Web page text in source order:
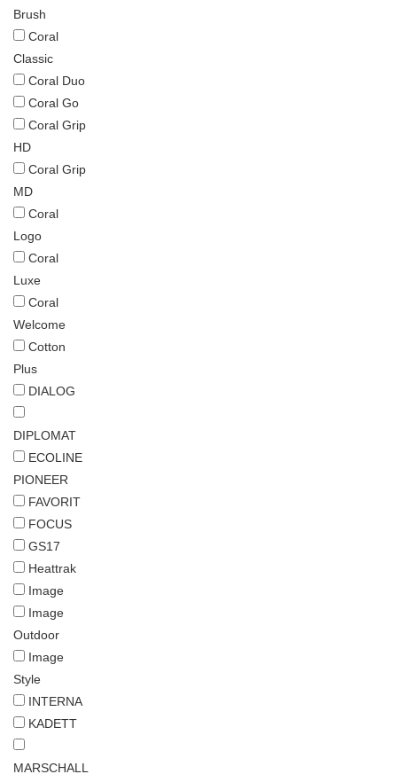
Brush
Coral
Classic
Coral Duo
Coral Go
Coral Grip
HD
Coral Grip
MD
Coral
Logo
Coral
Luxe
Coral
Welcome
Cotton
Plus
DIALOG
DIPLOMAT
ECOLINE
PIONEER
FAVORIT
FOCUS
GS17
Heattrak
Image
Image
Outdoor
Image
Style
INTERNA
KADETT
MARSCHALL